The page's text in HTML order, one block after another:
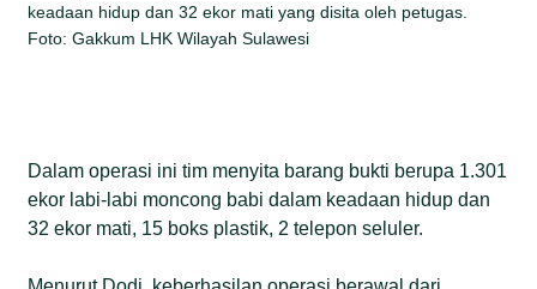
keadaan hidup dan 32 ekor mati yang disita oleh petugas.
Foto: Gakkum LHK Wilayah Sulawesi
Dalam operasi ini tim menyita barang bukti berupa 1.301
ekor labi-labi moncong babi dalam keadaan hidup dan
32 ekor mati, 15 boks plastik, 2 telepon seluler.